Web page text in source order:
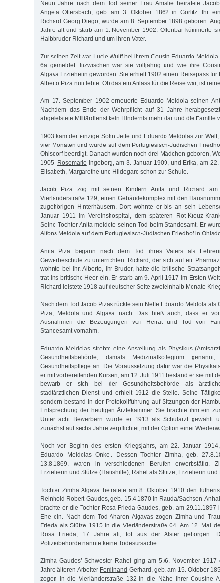
Neun Jahre nach dem Tod seiner Frau Amalie heiratete
Angela Ottersbach, geb. am 3. Oktober 1862 in Görlitz. Ihr
Richard Georg Diego, wurde am 8. September 1898 geboren.
Jahre alt und starb am 1. November 1902. Offenbar kümmerte
Halbbruder Richard und um ihren Vater.
Zur selben Zeit war Lucie Wulff bei ihrem Cousin Eduardo
6a gemeldet. Inzwischen war sie volljährig und wie ihre
Algava Erzieherin geworden. Sie erhielt 1902 einen Reisepass für
Alberto Piza nun lebte. Ob das ein Anlass für die Reise war, ist
Am 17. September 1902 erneuerte Eduardo Meldola seinen
Nachdem das Ende der Wehrpflicht auf 31 Jahre
abgeleistete Militärdienst kein Hindernis mehr dar und die Familie
1903 kam der einzige Sohn Jette und Eduardo Meldolas zur Welt,
vier Monaten und wurde auf dem Portugiesisch-Jüdischen
Ohlsdorf beerdigt. Danach wurden noch drei Mädchen geboren,
1905, Rosemarie Ingeborg, am 3. Januar 1909, und Erika, am
Elisabeth, Margarethe und Hildegard schon zur Schule.
Jacob Piza zog mit seinen Kindern Anita und Richard
Vierländerstraße 129, einen Gebäudekomplex mit den
zugehörigen Hinterhäusern. Dort wohnte er bis an sein
Januar 1911 im Vereinshospital, dem späteren Rot-Kreuz-
Seine Tochter Anita meldete seinen Tod beim Standesamt. Er
Alfons Meldola auf dem Portugiesisch-Jüdischen Friedhof in
Anita Piza begann nach dem Tod ihres Vaters als
Gewerbeschule zu unterrichten. Richard, der sich auf ein
wohnte bei ihr. Alberto, ihr Bruder, hatte die britische
trat ins britische Heer ein. Er starb am 9. April 1917 im Ersten
Richard leistete 1918 auf deutscher Seite zweieinhalb Monate
Nach dem Tod Jacob Pizas rückte sein Neffe Eduardo Meldola als
Piza, Meldola und Algava nach. Das hieß auch, dass er
Ausnahmen die Bezeugungen von Heirat und Tod von
Standesamt vornahm.
Eduardo Meldolas strebte eine Anstellung als Physikus
Gesundheitsbehörde, damals Medizinalkollegium
Gesundheitspflege an. Die Voraussetzung dafür war die
er mit vorbereitenden Kursen, am 12. Juli 1911 bestand er sie mit
bewarb er sich bei der Gesundheitsbehörde als
stadtärztlichen Dienst und erhielt 1912 die Stelle. Seine
sondern bestand in der Protokollführung auf Sitzungen der
Entsprechung der heutigen Ärztekammer. Sie brachte ihm ein
Unter acht Bewerbern wurde er 1913 als Schularzt gewählt
zunächst auf sechs Jahre verpflichtet, mit der Option einer
Noch vor Beginn des ersten Kriegsjahrs, am 22. Januar
Eduardo Meldolas Onkel. Dessen Töchter Zimha, geb.
13.8.1869, waren in verschiedenen Berufen erwerbstätig,
Erzieherin und Stütze (Haushilfe), Rahel als Stütze, Erzieherin und
Tochter Zimha Algava heiratete am 8. Oktober 1910 den
Reinhold Robert Gaudes, geb. 15.4.1870 in Rauda/Sachsen-
brachte er die Tochter Rosa Frieda Gaudes, geb. am 29.11.1897
Ehe ein. Nach dem Tod Aharon Algavas zogen Zimha und
Frieda als Stütze 1915 in die Vierländerstraße 64. Am 12. Mai
Rosa Frieda, 17 Jahre alt, tot aus der Alster geborgen.
Polizeibehörde nannte keine Todesursache.
Zimha Gaudes’ Schwester Rahel ging am 5./6. November
Jahre älteren Arbeiter Ferdinand Gerhard, geb. am 15. Oktober
zogen in die Vierländerstraße 132 in die Nähe ihrer Cousine